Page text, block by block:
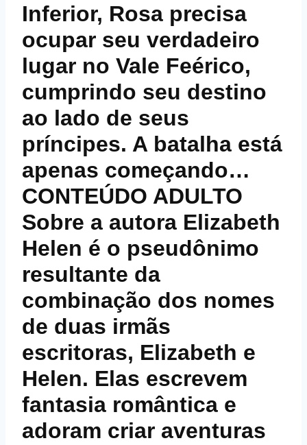
Inferior, Rosa precisa
ocupar seu verdadeiro
lugar no Vale Feérico,
cumprindo seu destino
ao lado de seus
príncipes. A batalha está
apenas começando…
CONTEÚDO ADULTO
Sobre a autora Elizabeth
Helen é o pseudônimo
resultante da
combinação dos nomes
de duas irmãs
escritoras, Elizabeth e
Helen. Elas escrevem
fantasia romântica e
adoram criar aventuras